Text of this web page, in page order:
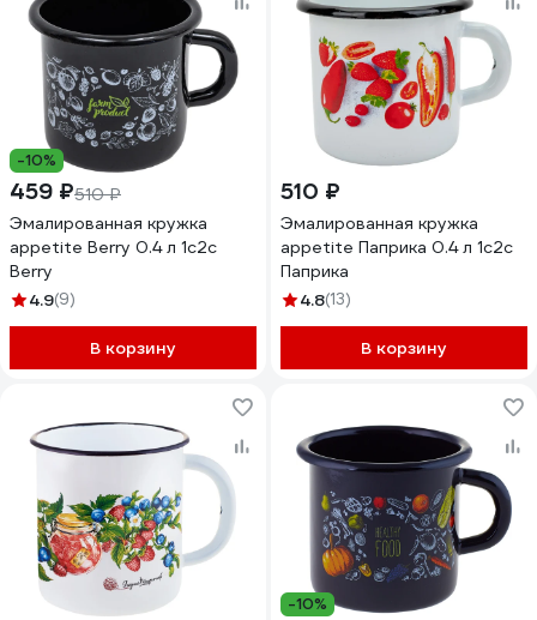
-10%
459 ₽510 ₽
Эмалированная кружка
appetite Berry 0.4 л 1с2с
Berry
4.9(9)
В корзину
510 ₽
Эмалированная кружка
appetite Паприка 0.4 л 1с2с
Паприка
4.8(13)
В корзину
-10%